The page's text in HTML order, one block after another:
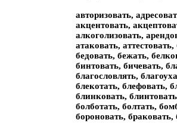
авторизовать, адресовать, аккредитовать, актуализовать, акцентовать, акцептовать, алгоритмизовать, алкать, алкоголизовать, арендовать, арестовать, ассигновать, атаковать, аттестовать, бактеризовать, баловать, бастовать, бедовать, бежать, белковать, беллетризовать, бивать, бинтовать, бичевать, благовествовать, благодать, благословлять, благоухать, бланшировать, блевать, блекотать, блефовать, бликовать, блиндировать, блинковать, блинтовать, блистать, блуждать, бодать, болботать, болтать, бомбардировать, бомжевать, бормотать, бороновать, браковать, брать, бренчать, брехать, бронировать, бросать, брошюровать, брыкать, брюзжать, бряцать, бузовать, буксовать, бултыхать, бункеровать, бунтовать, бурчать, бушевать, бывать, бытовать, вальцевать, валять, ваять, вбегать, вбежать, вбивать, вбросать, ввергать, вверстать, вверять, ввивать, ввязать, вгибать, вгонять, вдвигать, вдевать, вдыхать, вековать, величать, венчать, вербализовать, вербовать, верезжать, верещать, верстать, вертать, ветшать, вечеровать, вещать, вжать, вживлять, взалкать, взбегать, взбежать, взбивать, взболтать, взбороновать, взбредать, взбунтовать, взбухать, взбушевать, взвевать, взвивать, взволновать, взвывать, взгревать, взгромождать, вздевать, вздирать, вздорожать, вздремать, вздувать, вздымать, вздыхать, взимать, взирать, взлезать, взлетать, взломать, взлупцевать, взмокать, взмывать, взнуздать, взодрать, взорвать, взрастать, взревновать, взрезать, взрывать, взрыдать, взрыхлять, взъезжать, взывать, взыграть, взять, видать, видать, видоизменять, визжать, вилять, винтовать, вистовать, витать, вихлять, вкатать, вкачать, вкидать, вклепать, включать, вковать, вкомпоновать, вкопать, вкоренять, вкраплять, вкреплять, вкушать, влагать, владать, влегать, влезать, влеплять, влетать, вливать, влипать, влиять, влюблять, вменять, вмерзать, вметать, вмешать, вмещать, вминать, вмотать, вмуровать, вмять, внедрять, вникать, внимать, вобрать, вовлекать, вогнать, водворять, водружать, воевать, возблистать, возбранять, возбуждать, возвеселять, возвещать, возвышать, возглавлять, возглашать, возгнать, воздавать, воздать, воздвигать, воздевать, воздымать, воздыхать, возжелать, возжигать, воззвать, возлагать, возлегать, возлежать, возливать, возликовать, возмечтать, возмещать, возмужать, возмущать, вознаграждать, вознегодовать, возникать, возобладать, возобновлять, возопиять, возражать, возрастать, возревновать, возрождать, возроптать, возрыдать, волновать, волхвовать, вомчать, вонзать, вонять, воображать, воодушевлять, вооружать, вопиять, воплощать, вопрошать, ворковать, воркотать, воровать, ворсовать, ворчать, восклицать, воскресать, воскрешать, воскрылять, воспалять, воспарять, воспевать, воспитать, воспламенять, восполнять, воспоминать, воспрещать, воспринимать, воспринять, восприять, воспылать, восседать, воссиять, восславлять, воссоединять, воссоздавать, воссоздать, восставать, восставлять, восстановлять, восстать, воссылать, восторгать, восторжествовать, вострепетать, восхвалять, восхищать, воткать, впадать, впаять, вперять, впечатлять, впивать, впирать, вписать, впитать, впихать, вплавлять, вплетать, вплывать, вползать, вправлять, впрессовать, впрягать, впрядать, впускать, враждовать, вразумлять, врастать, врать, врачевать, вращать, врезать, врубать, вручать, врывать, всевать, вселять, вскакать, вскипать, всклепать, всклокотать, всколебать, всколыхать, вскопать, вскричать, вскрывать, всовать, всосать, вспадать, вспахать, всплывать, всползать, вспоминать, вспомоществовать, вспухать, вставать, вставлять, встревать, встрепать, встречать, вступать, всучать, всыпать, втаскать, втасовать, втачать, втекать, втеснять, втирать, втолкать, втолковать, втоптать, втрамбовать, втыкать, вулканизовать, вцеплять, вчинять, вшивать, въезжать, выбегать, выбивать, выбирать, выбредать, выбривать, выбывать, вывевать, выверять, вывивать, выгибать, выгнивать, выгонять, выгорать, выгребать, выгружать, выгрызать, выдвигать, выдворять, выделять, выдирать, выдувать, выдыхать, выедать, выезжать, выживать, выжигать, выжидать, выжимать, выжинать, выжирать, вызволять,